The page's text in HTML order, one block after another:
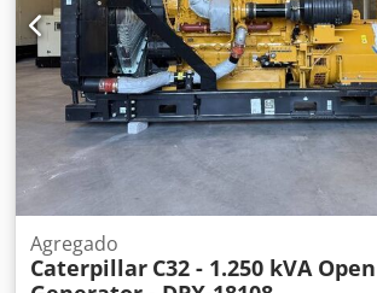
Agregado
Caterpillar C32 - 1.250 kVA Open